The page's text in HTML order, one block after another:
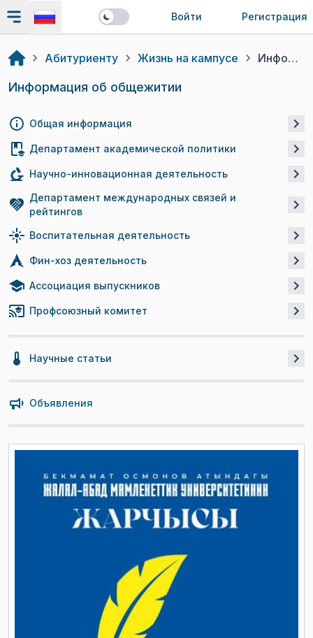
Войти Регистрация
Общая информация
Департамент академической политики
Научно-инновационная деятельность
Департамент международных связей и
рейтингов
Воспитательная деятельность
Фин-хоз деятельность
Ассоциация выпускников
Профсоюзный комитет
Научные статьи
Объявления
Абитуриенту Жизнь на кампусе Информация об общежитии
Информация об общежитии